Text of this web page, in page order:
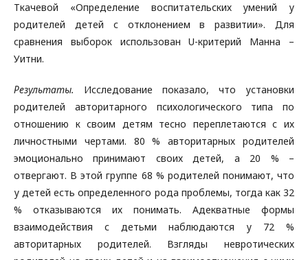
Ткачевой «Определение воспитательских умений у
родителей детей с отклонением в развитии». Для
сравнения выборок использован U-критерий Манна –
Уитни.
Результаты.
Исследование показало, что установки
родителей авторитарного психологического типа по
отношению к своим детям тесно переплетаются с их
личностными чертами. 80 % авторитарных родителей
эмоционально принимают своих детей, а 20 % –
отвергают. В этой группе 68 % родителей понимают, что
у детей есть определенного рода проблемы, тогда как 32
% отказываются их понимать. Адекватные формы
взаимодействия с детьми наблюдаются у 72 %
авторитарных родителей. Взгляды невротических